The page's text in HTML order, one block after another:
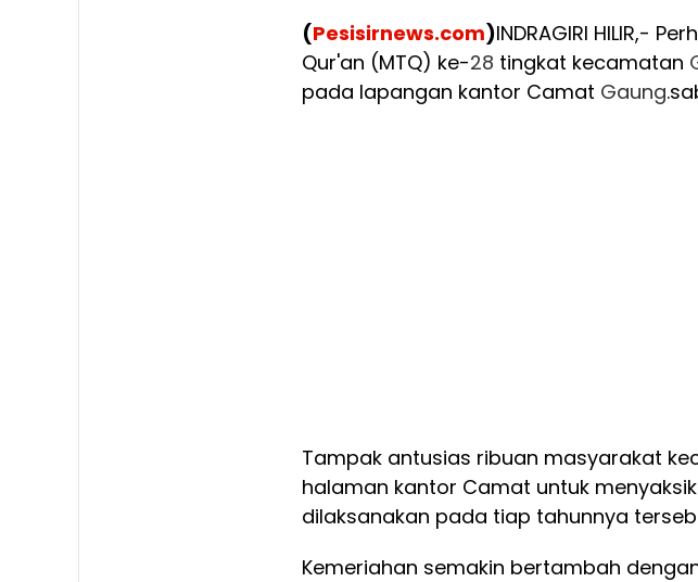
(Pesisirnews.com)INDRAGIRI HILIR,-
Qur'an (MTQ) ke-28 tingkat kecamatan
pada lapangan kantor Camat Gaung
Tampak antusias ribuan masyarakat
halaman kantor Camat untuk
dilaksanakan pada tiap tahunnya
Kemeriahan semakin bertambah